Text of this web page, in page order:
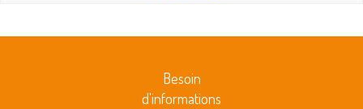
Besoin
d'informations